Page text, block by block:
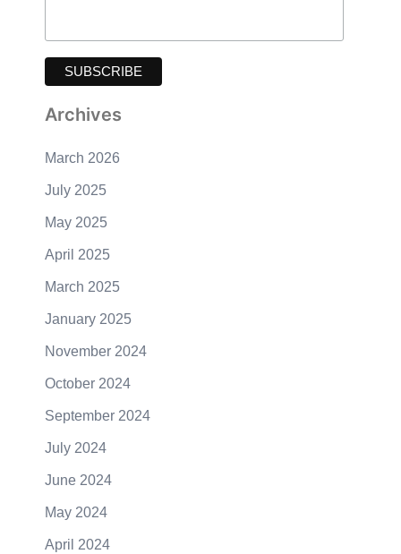
Archives
March 2026
July 2025
May 2025
April 2025
March 2025
January 2025
November 2024
October 2024
September 2024
July 2024
June 2024
May 2024
April 2024